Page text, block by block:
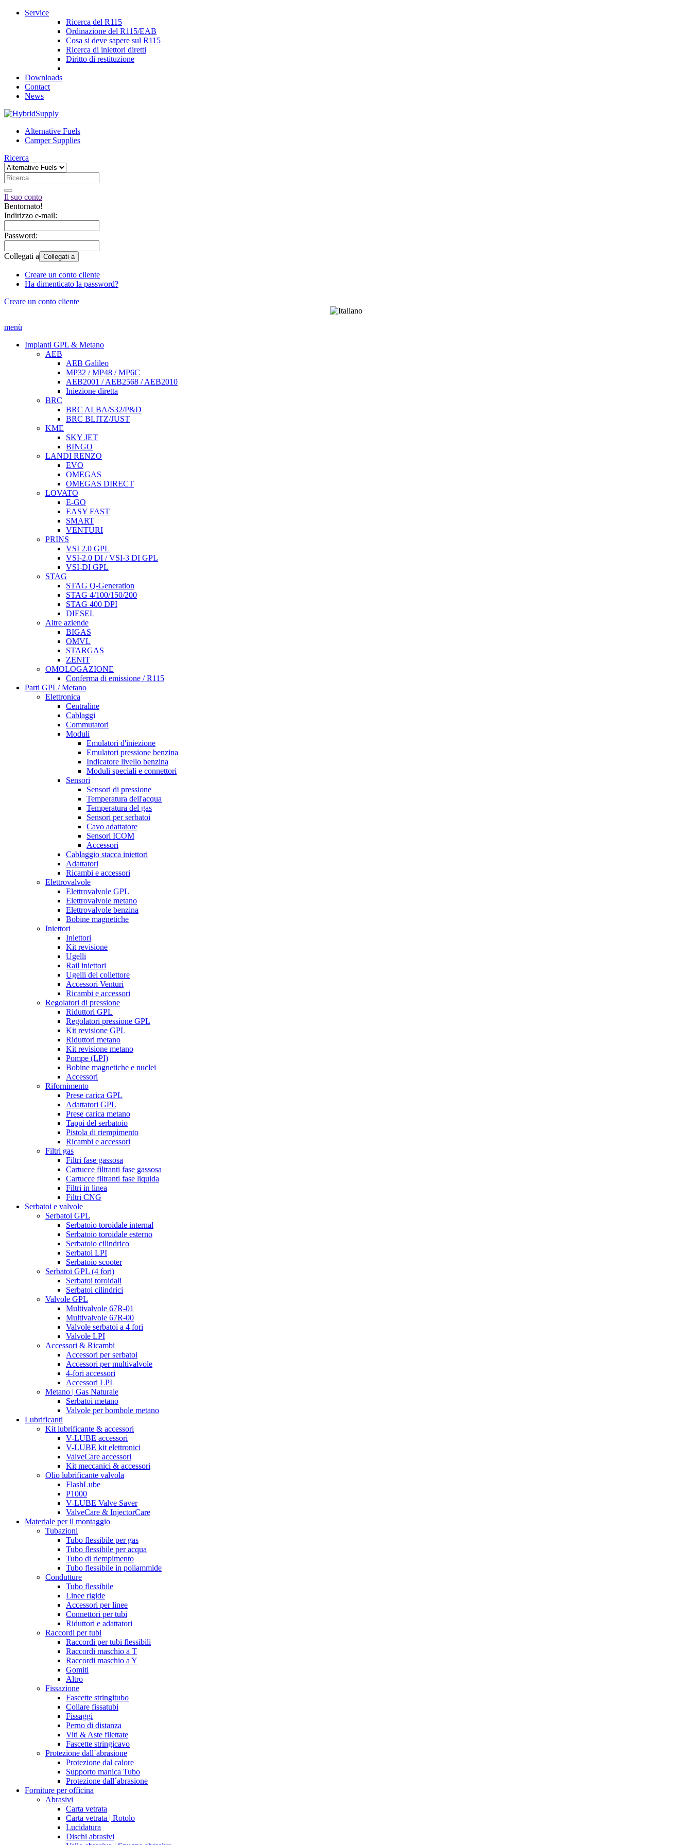
Service
Ricerca del R115
Ordinazione del R115/EAB
Cosa si deve sapere sul R115
Ricerca di iniettori diretti
Diritto di restituzione
Downloads
Contact
News
Alternative Fuels
Camper Supplies
Ricerca
Il suo conto
Bentornato!
Indirizzo e-mail:
Password:
Collegati a Collegati a
Creare un conto cliente
Ha dimenticato la password?
Creare un conto cliente
menù
Impianti GPL & Metano
AEB
AEB Galileo
MP32 / MP48 / MP6C
AEB2001 / AEB2568 / AEB2010
Iniezione diretta
BRC
BRC ALBA/S32/P&D
BRC BLITZ/JUST
KME
SKY JET
BINGO
LANDI RENZO
EVO
OMEGAS
OMEGAS DIRECT
LOVATO
E-GO
EASY FAST
SMART
VENTURI
PRINS
VSI 2.0 GPL
VSI-2.0 DI / VSI-3 DI GPL
VSI-DI GPL
STAG
STAG Q-Generation
STAG 4/100/150/200
STAG 400 DPI
DIESEL
Altre aziende
BIGAS
OMVL
STARGAS
ZENIT
OMOLOGAZIONE
Conferma di emissione / R115
Parti GPL/ Metano
Elettronica
Centraline
Cablaggi
Commutatori
Moduli
Emulatori d'iniezione
Emulatori pressione benzina
Indicatore livello benzina
Moduli speciali e connettori
Sensori
Sensori di pressione
Temperatura dell'acqua
Temperatura del gas
Sensori per serbatoi
Cavo adattatore
Sensori ICOM
Accessori
Cablaggio stacca iniettori
Adattatori
Ricambi e accessori
Elettrovalvole
Elettrovalvole GPL
Elettrovalvole metano
Elettrovalvole benzina
Bobine magnetiche
Iniettori
Iniettori
Kit revisione
Ugelli
Rail iniettori
Ugelli del collettore
Accessori Venturi
Ricambi e accessori
Regolatori di pressione
Riduttori GPL
Regolatori pressione GPL
Kit revisione GPL
Riduttori metano
Kit revisione metano
Pompe (LPI)
Bobine magnetiche e nuclei
Accessori
Rifornimento
Prese carica GPL
Adattatori GPL
Prese carica metano
Tappi del serbatoio
Pistola di riempimento
Ricambi e accessori
Filtri gas
Filtri fase gassosa
Cartucce filtranti fase gassosa
Cartucce filtranti fase liquida
Filtri in linea
Filtri CNG
Serbatoi e valvole
Serbatoi GPL
Serbatoio toroidale internal
Serbatoio toroidale esterno
Serbatoio cilindrico
Serbatoi LPI
Serbatoio scooter
Serbatoi GPL (4 fori)
Serbatoi toroidali
Serbatoi cilindrici
Valvole GPL
Multivalvole 67R-01
Multivalvole 67R-00
Valvole serbatoi a 4 fori
Valvole LPI
Accessori & Ricambi
Accessori per serbatoi
Accessori per multivalvole
4-fori accessori
Accessori LPI
Metano | Gas Naturale
Serbatoi metano
Valvole per bombole metano
Lubrificanti
Kit lubrificante & accessori
V-LUBE accessori
V-LUBE kit elettronici
ValveCare accessori
Kit meccanici & accessori
Olio lubrificante valvola
FlashLube
P1000
V-LUBE Valve Saver
ValveCare & InjectorCare
Materiale per il montaggio
Tubazioni
Tubo flessibile per gas
Tubo flessibile per acqua
Tubo di riempimento
Tubo flessibile in poliammide
Condutture
Tubo flessibile
Linee rigide
Accessori per linee
Connettori per tubi
Riduttori e adattatori
Raccordi per tubi
Raccordi per tubi flessibili
Raccordi maschio a T
Raccordi maschio a Y
Gomiti
Altro
Fissazione
Fascette stringitubo
Collare fissatubi
Fissaggi
Perno di distanza
Viti & Aste filettate
Fascette stringicavo
Protezione dall´abrasione
Protezione dal calore
Supporto manica Tubo
Protezione dall´abrasione
Forniture per officina
Abrasivi
Carta vetrata
Carta vetrata | Rotolo
Lucidatura
Dischi abrasivi